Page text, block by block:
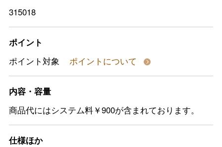
315018
ポイント
ポイント対象
ポイントについて
内容・容量
商品代にはシステム料￥900が含まれております。
仕様ほか